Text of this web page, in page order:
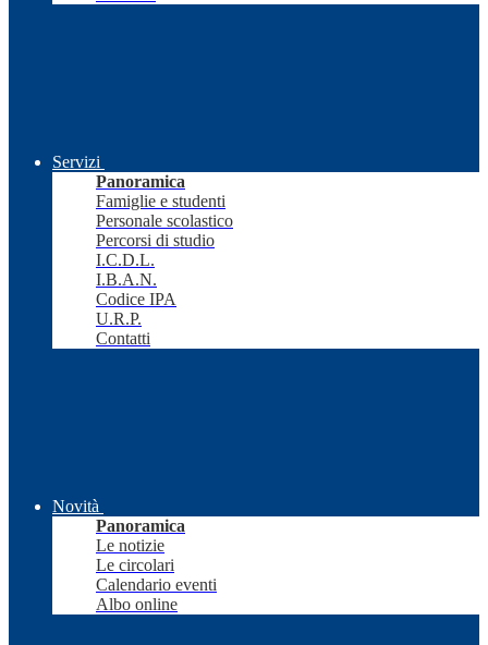
Servizi
Panoramica
Famiglie e studenti
Personale scolastico
Percorsi di studio
I.C.D.L.
I.B.A.N.
Codice IPA
U.R.P.
Contatti
Novità
Panoramica
Le notizie
Le circolari
Calendario eventi
Albo online